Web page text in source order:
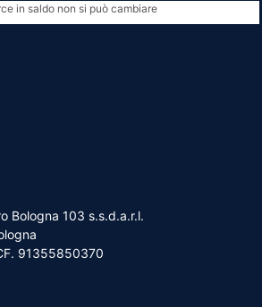
in saldo non si può cambiare
Bologna 103 s.s.d.a.r.l.
91355850370